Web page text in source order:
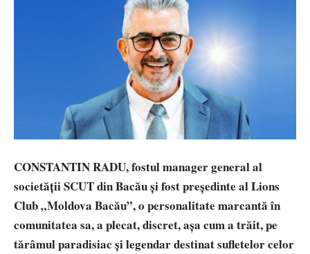
​CONSTANTIN RADU, fostul manager general al
societății SCUT din Bacău și fost președinte al Lions
Club „Moldova Bacău”, o personalitate marcantă în
comunitatea sa, a plecat, discret, așa cum a trăit, pe
tărâmul paradisiac și legendar destinat sufletelor celor